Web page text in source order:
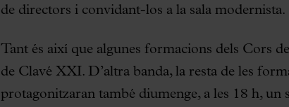
de directors i convidant-los a la sala modernista.
Tant és així que algunes formacions dels Cors
de Clavé XXI. D’altra banda, la resta de les
protagonitzaran també diumenge, a les 18 h, un